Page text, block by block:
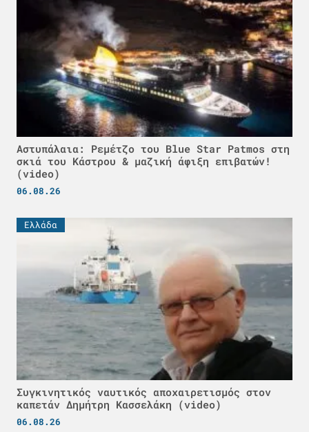
Αστυπάλαια: Ρεμέτζο του Blue Star Patmos στη
σκιά του Κάστρου & μαζική άφιξη επιβατών!
(video)
06.08.26
Ελλάδα
Συγκινητικός ναυτικός αποχαιρετισμός στον
καπετάν Δημήτρη Κασσελάκη (video)
06.08.26